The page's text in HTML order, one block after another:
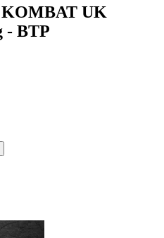
KOMBAT UK
- BTP